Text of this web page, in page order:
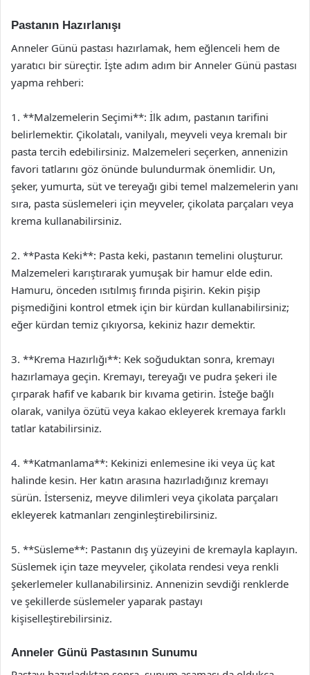
Pastanın Hazırlanışı
Anneler Günü pastası hazırlamak, hem eğlenceli hem de
yaratıcı bir süreçtir. İşte adım adım bir Anneler Günü pastası
yapma rehberi:
1. **Malzemelerin Seçimi**: İlk adım, pastanın tarifini
belirlemektir. Çikolatalı, vanilyalı, meyveli veya kremalı bir
pasta tercih edebilirsiniz. Malzemeleri seçerken, annenizin
favori tatlarını göz önünde bulundurmak önemlidir. Un,
şeker, yumurta, süt ve tereyağı gibi temel malzemelerin yanı
sıra, pasta süslemeleri için meyveler, çikolata parçaları veya
krema kullanabilirsiniz.
2. **Pasta Keki**: Pasta keki, pastanın temelini oluşturur.
Malzemeleri karıştırarak yumuşak bir hamur elde edin.
Hamuru, önceden ısıtılmış fırında pişirin. Kekin pişip
pişmediğini kontrol etmek için bir kürdan kullanabilirsiniz;
eğer kürdan temiz çıkıyorsa, kekiniz hazır demektir.
3. **Krema Hazırlığı**: Kek soğuduktan sonra, kremayı
hazırlamaya geçin. Kremayı, tereyağı ve pudra şekeri ile
çırparak hafif ve kabarık bir kıvama getirin. İsteğe bağlı
olarak, vanilya özütü veya kakao ekleyerek kremaya farklı
tatlar katabilirsiniz.
4. **Katmanlama**: Kekinizi enlemesine iki veya üç kat
halinde kesin. Her katın arasına hazırladığınız kremayı
sürün. İsterseniz, meyve dilimleri veya çikolata parçaları
ekleyerek katmanları zenginleştirebilirsiniz.
5. **Süsleme**: Pastanın dış yüzeyini de kremayla kaplayın.
Süslemek için taze meyveler, çikolata rendesi veya renkli
şekerlemeler kullanabilirsiniz. Annenizin sevdiği renklerde
ve şekillerde süslemeler yaparak pastayı
kişiselleştirebilirsiniz.
Anneler Günü Pastasının Sunumu